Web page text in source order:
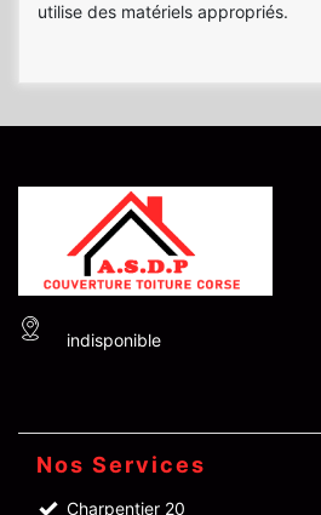
utilise des matériels appropriés.
indisponible
Nos Services
Charpentier 20